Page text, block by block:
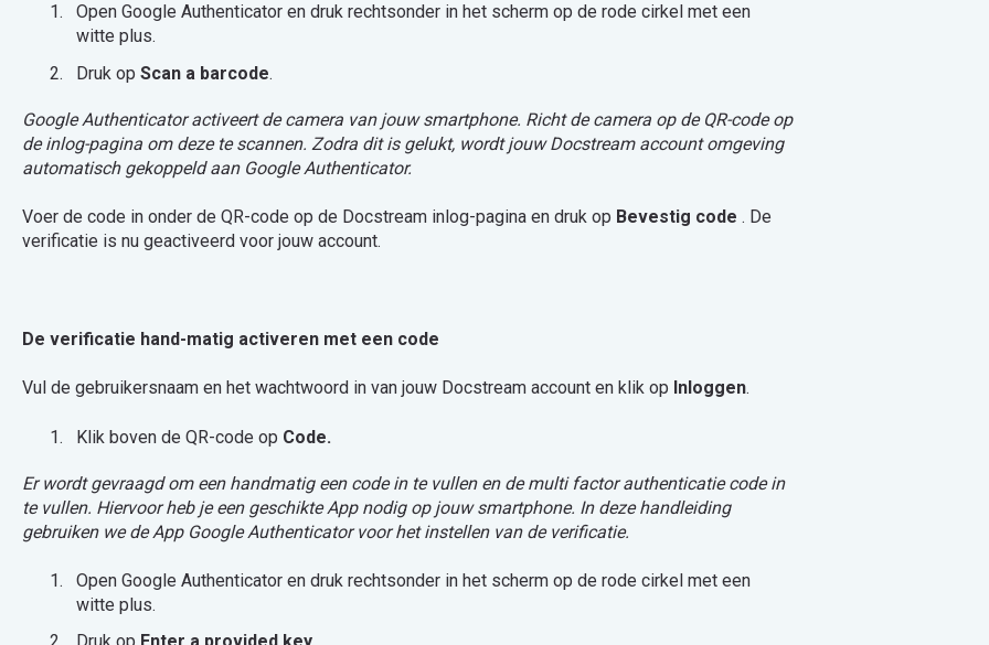
Open Google Authenticator en druk rechtsonder in het scherm op de rode cirkel met een
witte plus.
Druk op Scan a barcode.
Google Authenticator activeert de camera van jouw smartphone. Richt de camera op de QR-code op
de inlog-pagina om deze te scannen. Zodra dit is gelukt, wordt jouw Docstream account omgeving
automatisch gekoppeld aan Google Authenticator.
Voer de code in onder de QR-code op de Docstream inlog-pagina en druk op Bevestig code . De
verificatie is nu geactiveerd voor jouw account.
De verificatie hand-matig activeren met een code
Vul de gebruikersnaam en het wachtwoord in van jouw Docstream account en klik op Inloggen.
Klik boven de QR-code op Code.
Er wordt gevraagd om een handmatig een code in te vullen en de multi factor authenticatie code in
te vullen. Hiervoor heb je een geschikte App nodig op jouw smartphone. In deze handleiding
gebruiken we de App Google Authenticator voor het instellen van de verificatie.
Open Google Authenticator en druk rechtsonder in het scherm op de rode cirkel met een
witte plus.